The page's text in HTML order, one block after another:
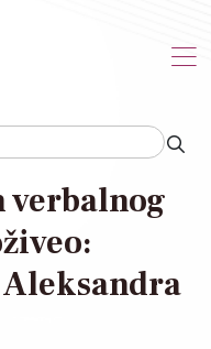
verbalnog